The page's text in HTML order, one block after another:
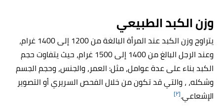
وزن الكبد الطبيعي
يتراوح وزن الكبد عند المرأة البالغة من 1200 إلى 1400 غرام،
وعند الرجل البالغ من 1400 إلى 1500 غرام، حيث يتفاوت حجم
الكبد بناء على عدة عوامل، مثل: العمر، والجنس، وحجم الجسم
وشكله، ، والتي قد تكون من خلال الفحص السريري أو التصوير
الإشعاعي.[٢]